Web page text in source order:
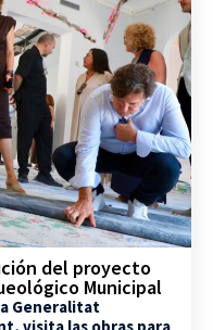
del proyecto
Municipal
Generalitat
visita las obras para